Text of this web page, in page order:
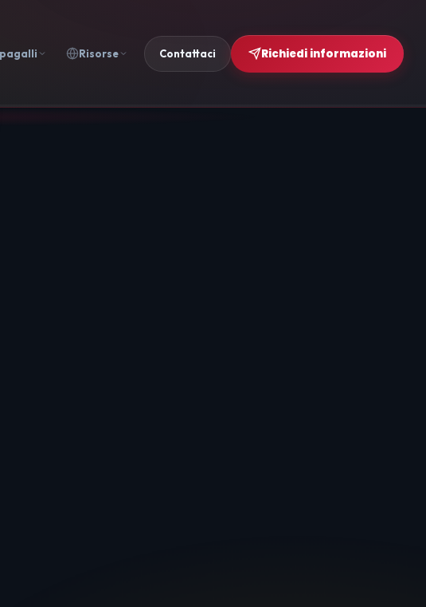
Risorse Contattaci Richiedi informazioni